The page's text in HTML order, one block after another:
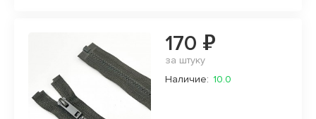
170 ₽
за штуку
Наличие: 10.0